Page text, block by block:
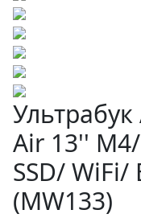
Air 13''
SSD/
(MW133)